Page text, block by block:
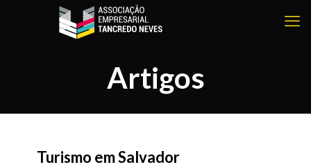
Artigos
Turismo em Salvador